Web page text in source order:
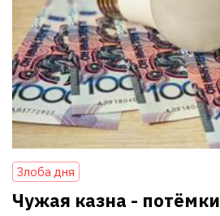
Злоба дня
Чужая казна - потёмки